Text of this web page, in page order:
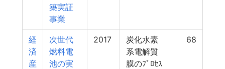
築実証
事業
経
済
産
次世代
燃料電
池の実
2017
炭化水素
系電解質
膜のﾌﾟﾛｾｽ
68